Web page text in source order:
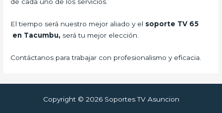
El tiempo será nuestro mejor aliado y el soporte TV 65
en Tacumbu, será tu mejor elección.
Contáctanos para trabajar con profesionalismo y eficacia.
Copyright © 2026 Soportes TV Asuncion